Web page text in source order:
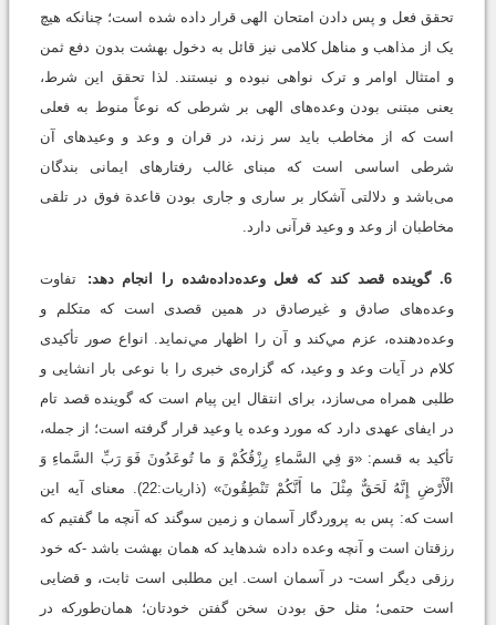
تحقق فعل و پس دادن امتحان الهی قرار داده شده است؛ چنانکه هیچ
یک از مذاهب و مناهل کلامی نیز قائل به دخول بهشت بدون دفع ثمن
و امتثال اوامر و ترک نواهی نبوده و نیستند. لذا تحقق این شرط،
یعنی مبتنی بودن وعده‌های الهی بر شرطی که نوعاً منوط به فعلی
است که از مخاطب باید سر زند، در قران و وعد و وعیدهای آن
شرطی اساسی است که مبنای غالب رفتارهای ایمانی بندگان
می‌باشد و دلالتی آشکار بر ساری و جاری بودن قاعدة فوق در تلقی
مخاطبان از وعد و وعید قرآنی دارد.
6. گوینده قصد کند که فعل وعده‌داده‌شده را انجام دهد:
تفاوت
وعده‌های صادق و غیرصادق در همین قصدی است که متکلم و
وعده‌دهنده، عزم مي‌كند و آن را اظهار مي‌نماید. انواع صور تأکیدی
کلام در آیات وعد و وعید، که گزاره‌ی خبری را با نوعی بار انشايی و
طلبی همراه می‌سازد، برای انتقال این پیام است که گوینده قصد تام
در ایفای عهدی دارد که مورد وعده یا وعید قرار گرفته است؛ از جمله،
تأکید به قسم: «وَ فِي السَّماءِ رِزْقُكُمْ وَ ما تُوعَدُونَ فَوَ رَبِّ السَّماءِ وَ
الْأَرْضِ إِنَّهُ لَحَقٌّ مِثْلَ ما أَنَّكُمْ تَنْطِقُونَ» (ذاریات:22). معناى آيه اين
است كه: پس به پروردگار آسمان و زمين سوگند كه آنچه ما گفتيم كه
رزقتان است و آنچه وعده داده شده‏ايد كه همان بهشت باشد -كه خود
رزقى ديگر است- در آسمان است. اين مطلبى است ثابت، و قضايى
است حتمى؛ مثل حق بودن سخن گفتن خودتان؛ همان‌طوركه در